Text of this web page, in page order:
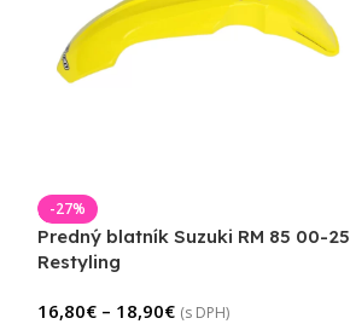
-27%
Predný blatník Suzuki RM 85 00-25
Restyling
16,80€ – 18,90€ (s DPH)